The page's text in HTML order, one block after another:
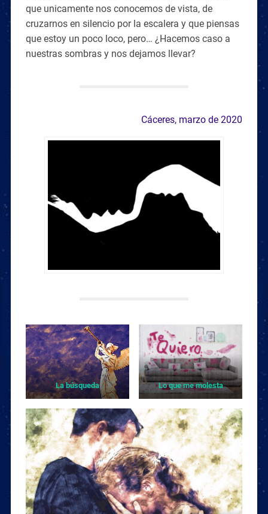
que unicamente nos conocemos de vista, de
cruzarnos en silencio por la escalera y que piensas
que estoy un poco loco, pero… ¿Hacemos caso a
nuestras sombras y nos dejamos llevar?
Cáceres, marzo de 2020
La búsqueda Lo que me molesta